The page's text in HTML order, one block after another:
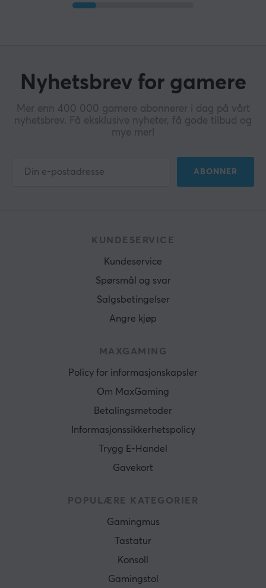
Nyhetsbrev for gamere
Mer enn 400 000 gamere abonnerer i dag på vårt
nyhetsbrev. Få eksklusive nyheter, få gode tilbud og
mye mer!
ABONNER
KUNDESERVICE
Kundeservice
Spørsmål og svar
Salgsbetingelser
Angre kjøp
MAXGAMING
Policy for informasjonskapsler
Om MaxGaming
Betalingsmetoder
Informasjonssikkerhetspolicy
Trygg E-Handel
Gavekort
POPULÆRE KATEGORIER
Gamingmus
Tastatur
Konsoll
Gamingstol